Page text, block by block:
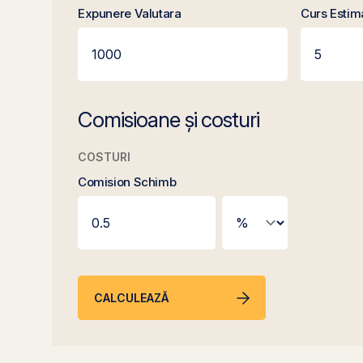
Expunere Valutara Curs
Comisioane și costuri
COSTURI
Comision Schimb
CALCULEAZĂ